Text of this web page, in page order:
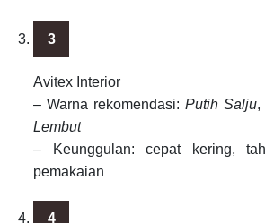
Avitex Interior
– Warna rekomendasi: Putih Salju,
Lembut
– Keunggulan: cepat kering,
pemakaian